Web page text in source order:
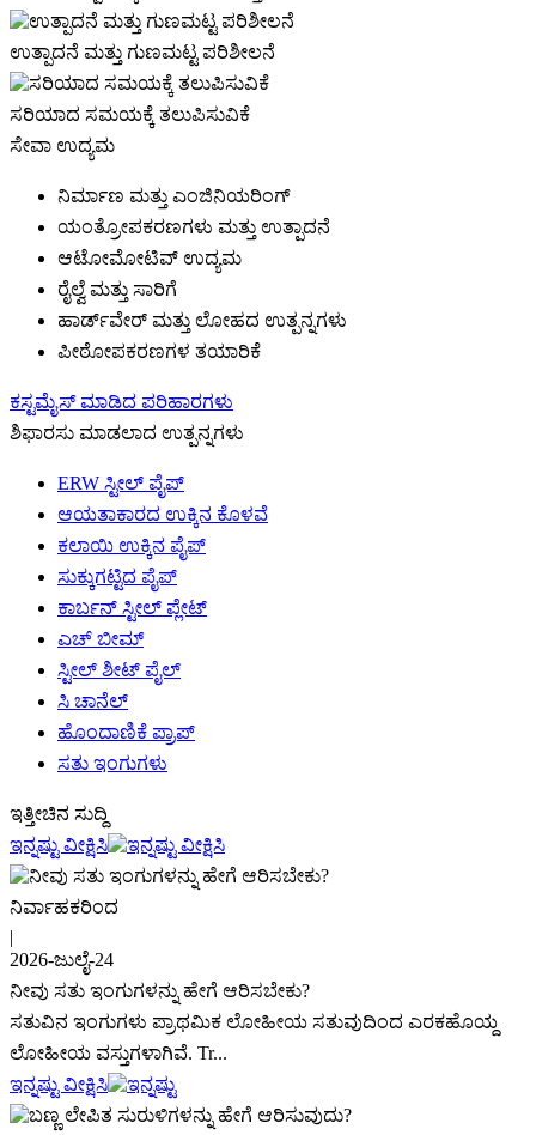
ಉತ್ಪಾದನೆ ಮತ್ತು ಗುಣಮಟ್ಟ ಪರಿಶೀಲನೆ
ಸರಿಯಾದ ಸಮಯಕ್ಕೆ ತಲುಪಿಸುವಿಕೆ
ಸೇವಾ ಉದ್ಯಮ
ನಿರ್ಮಾಣ ಮತ್ತು ಎಂಜಿನಿಯರಿಂಗ್
ಯಂತ್ರೋಪಕರಣಗಳು ಮತ್ತು ಉತ್ಪಾದನೆ
ಆಟೋಮೋಟಿವ್ ಉದ್ಯಮ
ರೈಲ್ವೆ ಮತ್ತು ಸಾರಿಗೆ
ಹಾರ್ಡ್‌ವೇರ್ ಮತ್ತು ಲೋಹದ ಉತ್ಪನ್ನಗಳು
ಪೀಠೋಪಕರಣಗಳ ತಯಾರಿಕೆ
ಕಸ್ಟಮೈಸ್ ಮಾಡಿದ ಪರಿಹಾರಗಳು
ಶಿಫಾರಸು ಮಾಡಲಾದ ಉತ್ಪನ್ನಗಳು
ERW ಸ್ಟೀಲ್ ಪೈಪ್
ಆಯತಾಕಾರದ ಉಕ್ಕಿನ ಕೊಳವೆ
ಕಲಾಯಿ ಉಕ್ಕಿನ ಪೈಪ್
ಸುಕ್ಕುಗಟ್ಟಿದ ಪೈಪ್
ಕಾರ್ಬನ್ ಸ್ಟೀಲ್ ಪ್ಲೇಟ್
ಎಚ್ ಬೀಮ್
ಸ್ಟೀಲ್ ಶೀಟ್ ಪೈಲ್
ಸಿ ಚಾನೆಲ್
ಹೊಂದಾಣಿಕೆ ಪ್ರಾಪ್
ಸತು ಇಂಗುಗಳು
ಇತ್ತೀಚಿನ ಸುದ್ದಿ
ಇನ್ನಷ್ಟು ವೀಕ್ಷಿಸಿ
ನಿರ್ವಾಹಕರಿಂದ
|
2026-ಜುಲೈ-24
ನೀವು ಸತು ಇಂಗುಗಳನ್ನು ಹೇಗೆ ಆರಿಸಬೇಕು?
ಸತುವಿನ ಇಂಗುಗಳು ಪ್ರಾಥಮಿಕ ಲೋಹೀಯ ಸತುವುದಿಂದ ಎರಕಹೊಯ್ದ
ಲೋಹೀಯ ವಸ್ತುಗಳಾಗಿವೆ. Tr...
ಇನ್ನಷ್ಟು ವೀಕ್ಷಿಸಿ